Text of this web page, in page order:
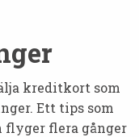
kreditkort som
Ett tips som
flyger flera gånger